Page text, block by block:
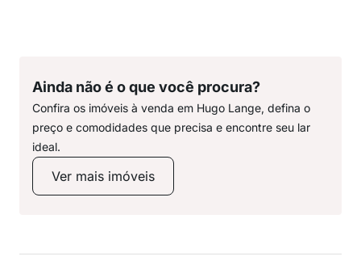
Ainda não é o que você procura?
Confira os imóveis à venda em Hugo Lange, defina o
preço e comodidades que precisa e encontre seu lar
ideal.
Ver mais imóveis